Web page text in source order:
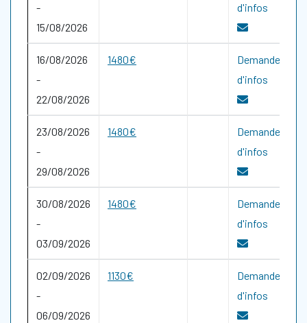
-
15/08/2026
d'infos
16/08/2026
-
22/08/2026
1480€
Demande
d'infos
23/08/2026
-
29/08/2026
1480€
Demande
d'infos
30/08/2026
-
03/09/2026
1480€
Demande
d'infos
02/09/2026
-
06/09/2026
1130€
Demande
d'infos